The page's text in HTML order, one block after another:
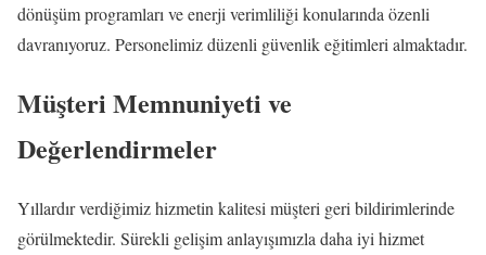
dönüşüm programları ve enerji verimliliği konularında özenli
davranıyoruz. Personelimiz düzenli güvenlik eğitimleri almaktadır.
Müşteri Memnuniyeti ve
Değerlendirmeler
Yıllardır verdiğimiz hizmetin kalitesi müşteri geri bildirimlerinde
görülmektedir. Sürekli gelişim anlayışımızla daha iyi hizmet